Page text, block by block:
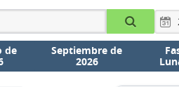
de
Septiembre de
2026